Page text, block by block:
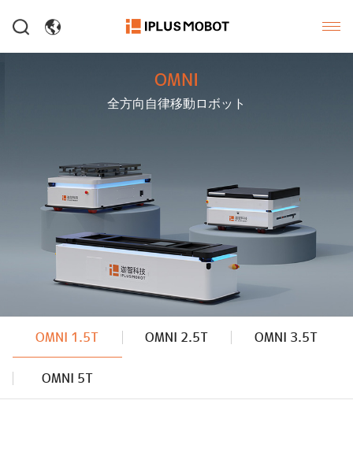
OMNI
全方向自律移動ロボット
OMNI 1.5T OMNI 2.5T OMNI 3.5T
OMNI 5T